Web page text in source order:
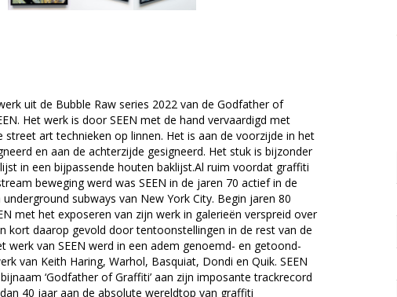
uit de Bubble Raw series 2022 van de Godfather of
Het werk is door SEEN met de hand vervaardigd met
street art technieken op linnen. Het is aan de voorzijde in het
en aan de achterzijde gesigneerd. Het stuk is bijzonder
in een bijpassende houten baklijst.Al ruim voordat graffiti
beweging werd was SEEN in de jaren 70 actief in de
subways van New York City. Begin jaren 80
met het exposeren van zijn werk in galerieën verspreid over
kort daarop gevold door tentoonstellingen in de rest van de
werk van SEEN werd in een adem genoemd- en getoond-
van Keith Haring, Warhol, Basquiat, Dondi en Quik. SEEN
‘Godfather of Graffiti’ aan zijn imposante trackrecord
40 jaar aan de absolute wereldtop van graffiti